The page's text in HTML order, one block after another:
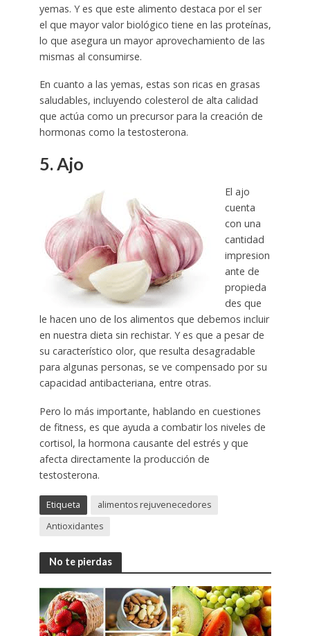
yemas. Y es que este alimento destaca por el ser
el que mayor valor biológico tiene en las proteínas,
lo que asegura un mayor aprovechamiento de las
mismas al consumirse.
En cuanto a las yemas, estas son ricas en grasas
saludables, incluyendo colesterol de alta calidad
que actúa como un precursor para la creación de
hormonas como la testosterona.
5. Ajo
El ajo
cuenta
con una
cantidad
impresion
ante de
propieda
des que
le hacen uno de los alimentos que debemos incluir
en nuestra dieta sin rechistar. Y es que a pesar de
su característico olor, que resulta desagradable
para algunas personas, se ve compensado por su
capacidad antibacteriana, entre otras.
Pero lo más importante, hablando en cuestiones
de fitness, es que ayuda a combatir los niveles de
cortisol, la hormona causante del estrés y que
afecta directamente la producción de
testosterona.
Etiqueta
alimentos rejuvenecedores
Antioxidantes
No te pierdas